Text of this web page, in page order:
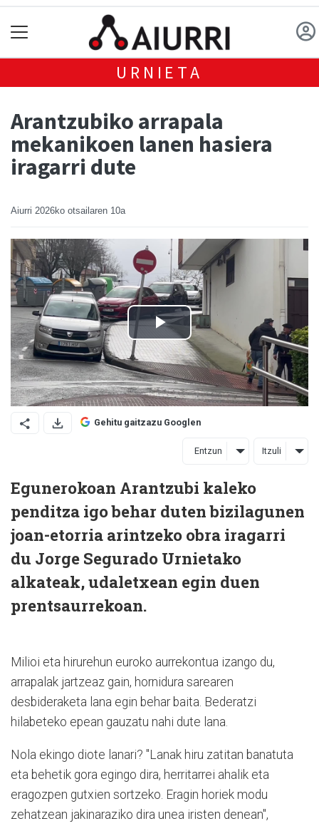
URNIETA
Arantzubiko arrapala
mekanikoen lanen hasiera
iragarri dute
Aiurri 2026ko otsailaren 10a
Gehitu gaitzazu Googlen
Entzun Itzuli
Egunerokoan Arantzubi kaleko
penditza igo behar duten bizilagunen
joan-etorria arintzeko obra iragarri
du Jorge Segurado Urnietako
alkateak, udaletxean egin duen
prentsaurrekoan.
Milioi eta hirurehun euroko aurrekontua izango du,
arrapalak jartzeaz gain, hornidura sarearen
desbideraketa lana egin behar baita. Bederatzi
hilabeteko epean gauzatu nahi dute lana.
Nola ekingo diote lanari? "Lanak hiru zatitan banatuta
eta behetik gora egingo dira, herritarrei ahalik eta
eragozpen gutxien sortzeko. Eragin horiek modu
zehatzean jakinaraziko dira unea iristen denean",